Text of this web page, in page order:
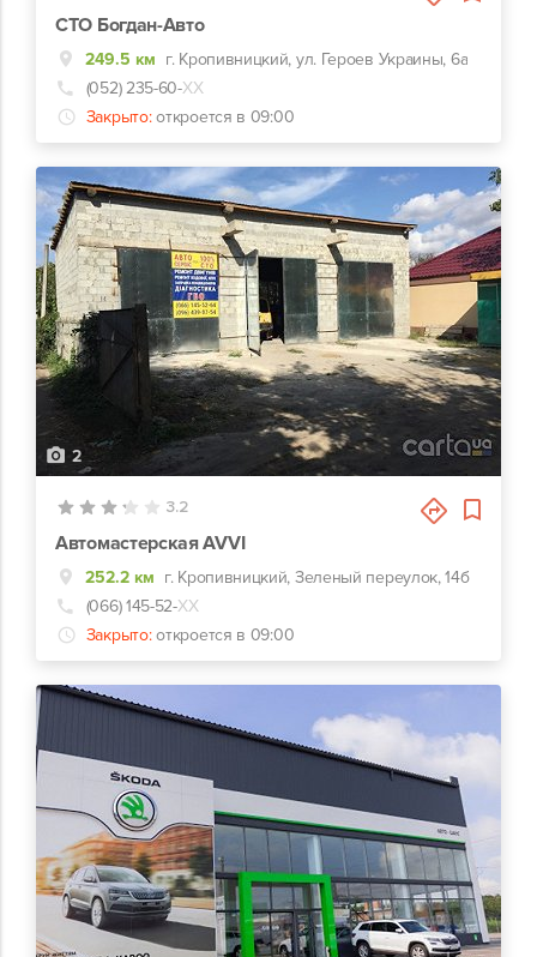
СТО Богдан-Авто
249.5 км г. Кропивницкий, ул. Героев Украины, 6а
(052) 235-60-ХХ
Закрыто: откроется в 09:00
2
3.2
Автомастерская AVVI
252.2 км г. Кропивницкий, Зеленый переулок, 14б
(066) 145-52-ХХ
Закрыто: откроется в 09:00